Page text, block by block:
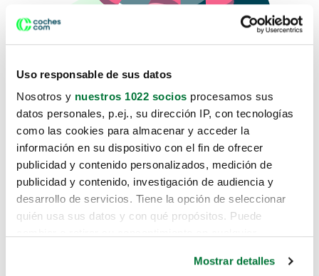
Uso responsable de sus datos
Nosotros y nuestros 1022 socios procesamos sus
datos personales, p.ej., su dirección IP, con tecnologías
como las cookies para almacenar y acceder la
información en su dispositivo con el fin de ofrecer
publicidad y contenido personalizados, medición de
publicidad y contenido, investigación de audiencia y
desarrollo de servicios. Tiene la opción de seleccionar
quién usa sus datos y con qué propósitos. Puede
Mostrar detalles
Lo sentimos, no sabemos como
te hemos traido hasta aquí.
Pero puedes encontrar el coche que estás
buscando en alguno de estos enlaces: